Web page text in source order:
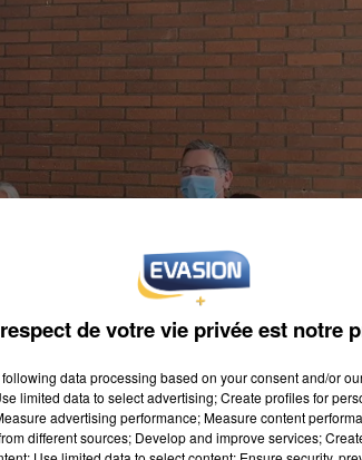
de votre vie privée est notre
data processing based on your consent and/or
limited data to select advertising; Create profiles for
advertising performance; Measure content
different sources; Develop and improve services;